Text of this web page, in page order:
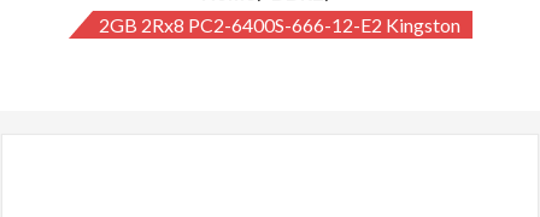
2GB 2Rx8 PC2-6400S-666-12-E2 Kingston